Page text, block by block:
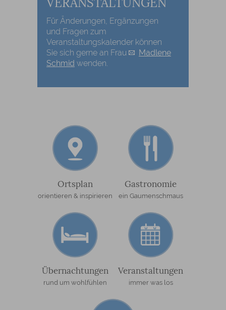
Für Änderungen, Ergänzungen
und Fragen zum
Veranstaltungskalender können
Sie sich gerne an Frau
Madlene
Schmid wenden.
Ortsplan
orientieren & inspirieren
Gastronomie
ein Gaumenschmaus
Übernachtungen
rund um wohlfühlen
Veranstaltungen
immer was los